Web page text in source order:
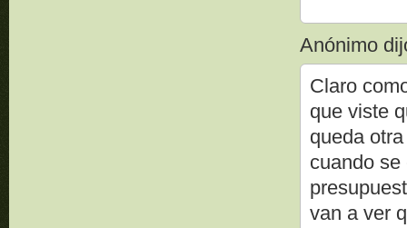
Anónimo
Claro
que viste
queda
cuando
van a ver